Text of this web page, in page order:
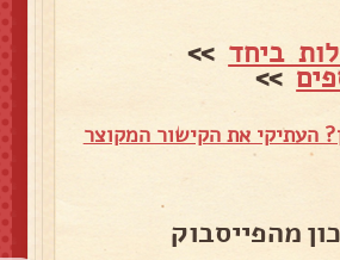
ביחד >>
>>
העתיקי את הקישור המקוצר
מהפייסבוק